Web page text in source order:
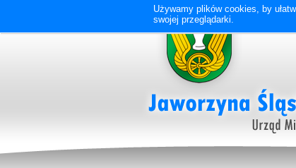
Używamy plików cookies, by
swojej przeglądarki.